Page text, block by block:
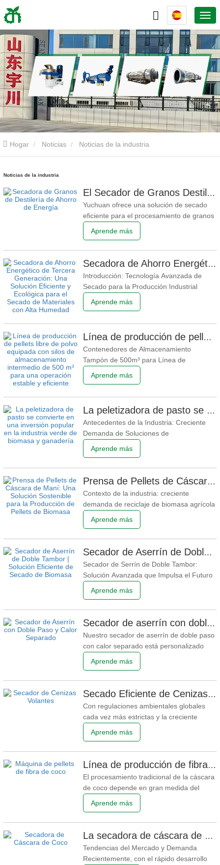
Hogar Noticias Noticias de la industria
Noticias de la industria
El Secador de Granos Destilados de Ahorro Energético Yuchuan Proporciona una Solución Eficiente para el Procesamiento de Materiales con Alta Humedad
Yuchuan ofrece una solución de secado
eficiente para el procesamiento de granos
de destilería Con la creciente demanda de
protección ambiental y reciclaje de
subproductos agrícolas e industriales se
ha convertido en una tendencia importante
a nivel mundial.
Aprende más
Secadora de Ahorro Energético de Tercera Generación: Una Solución Eficiente y Ecológica para el Secado de Materiales con Alta Humedad
Introducción: Tecnología Avanzada de
Secado para la Producción Industrial
Moderna En industrias como la energía de
biomasa, la producción de fertilizantes
equipo de secado desempeña un papel
crítico en la eficiencia de
Aprende más
Línea de producción de pellets libre de polvo equipada con silos de almacenamiento intermedio de 500 m³ para una operación estable y eficiente
Contenedores de Almacenamiento
Tampón de 500m³ para Línea de
Producción de Pellets Sin Polvo en
Fabricación: Mejorando la Operación
combustibles renovables y las industrias
sostenibles a nivel mundial, los clientes
están
Aprende más
La peletizadora de pasto se convierte en una inversión popular en la industria verde de biomasa y ganadería
Antecedentes de la Industria: Creciente
Demanda de Soluciones de
Procesamiento de Biomasa de Pasto Con
el rápido desarrollo de las energías
economía circular, la tecnología de
cada vez más atención en el mercado
global.
Aprende más
Prensa de Pellets de Cáscara de Maní: Una Solución Sostenible para la Producción de Pellets de Biomasa
Contexto de la industria: creciente
demanda de reciclaje de biomasa agrícola
A medida que la atención mundial sobre
las energías renovables, el desarrollo bajo
agricultura continúa creciendo, la
convertido en un área clave
Aprende más
Secador de Aserrín de Doble Tambor | Solución Eficiente de Secado de Biomasa
Secador de Serrín de Doble Tambor:
Solución Avanzada que Impulsa el Futuro
de la Industria de Secado de Biomasa El
Crecimiento de la Industria Global de
Equipos de Secado Eficientes Con la
y la utilización sostenible de recursos
Aprende más
Secador de aserrín con doble paso y calor separado enviado a Camboya Proveedor de secador de biomasa
Nuestro secador de aserrín de doble paso
con calor separado está personalizado
para aserrín de Camboya con alta
humedad, diseño de aislamiento contra
incendio, alta eficiencia para el secado de
completa de la línea de pellets de
Aprende más
Secado Eficiente de Cenizas Volantes y Calor de Biomasa: Desbloqueando el Valor de los Residuos Industriales
Con regulaciones ambientales globales
cada vez más estrictas y la creciente
popularidad del concepto de economía
circular, la recuperación de recursos de
convertido en una tendencia inevitable. El
equipo de secado de cenizas volantes
ayuda a los clientes a
Aprende más
Línea de producción de fibra de coco de alta eficiencia: Solución ideal para la fabricación global de sustratos hortícolas
El procesamiento tradicional de la cáscara
de coco depende en gran medida del
secado solar natural y operaciones
semimanuales, que presentan baja
humedad inestable en el producto final,
producción limitada. Como
Aprende más
La secadora de cáscara de coco de ahorro de energía ve una creciente demanda en el extranjero con pedidos en aumento en el sudeste asiático
Tendencias del Mercado y Demanda
Recientemente, con el rápido desarrollo